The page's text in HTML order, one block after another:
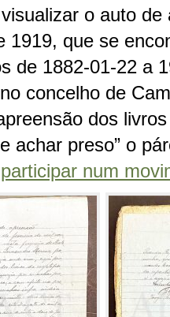
o auto
1919, que se
de 1882-01-22 a
concelho de
dos
achar preso” o
num